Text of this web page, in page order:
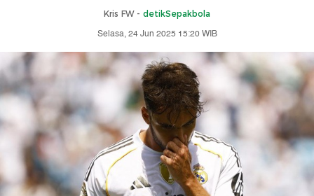
Kris FW - detikSepakbola
Selasa, 24 Jun 2025 15:20 WIB